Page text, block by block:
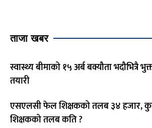
ताजा खबर
स्वास्थ्य बीमाको १५ अर्ब बक्यौता भदौभित्रै
तयारी
एसएलसी फेल शिक्षकको तलब ३४ हजार,
शिक्षकको तलब कति ?